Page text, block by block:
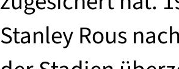
Stanley Rous